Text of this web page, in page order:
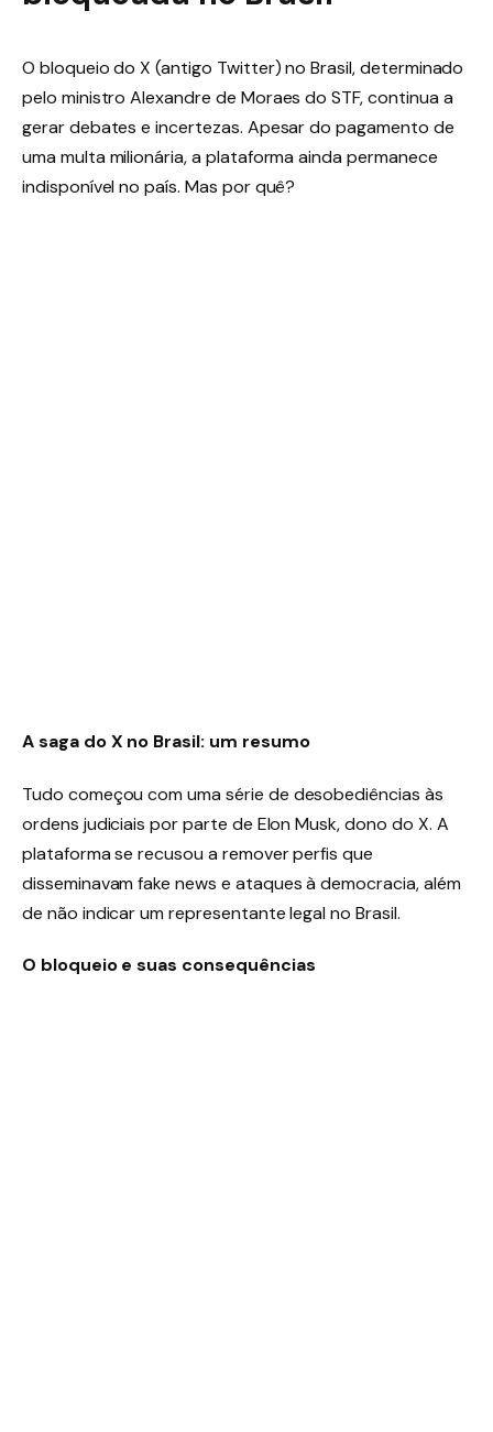
O bloqueio do X (antigo Twitter) no Brasil, determinado
pelo ministro Alexandre de Moraes do STF, continua a
gerar debates e incertezas. Apesar do pagamento de
uma multa milionária, a plataforma ainda permanece
indisponível no país. Mas por quê?
A saga do X no Brasil: um resumo
Tudo começou com uma série de desobediências às
ordens judiciais por parte de Elon Musk, dono do X. A
plataforma se recusou a remover perfis que
disseminavam fake news e ataques à democracia, além
de não indicar um representante legal no Brasil.
O bloqueio e suas consequências